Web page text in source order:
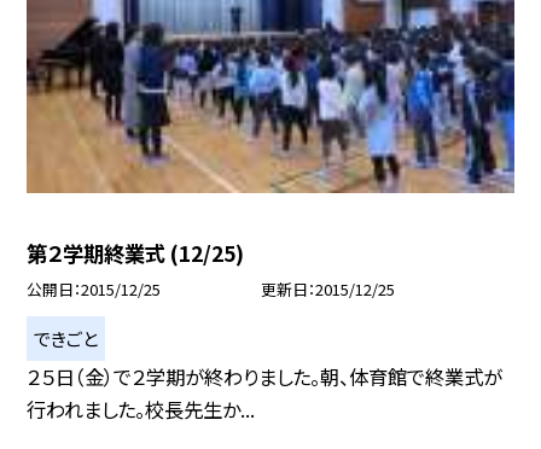
第２学期終業式 (12/25)
公開日 2015/12/25 更新日 2015/12/25
できごと
２５日（金）で２学期が終わりました。朝、体育館で終業式が
行われました。校長先生か...